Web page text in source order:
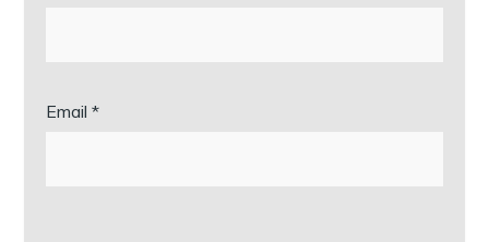
Email*